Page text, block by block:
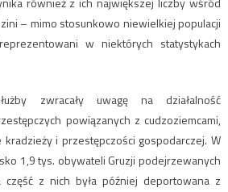
– mimo stosunkowo niewielkiej populacji
w niektórych statystykach
zwracały uwagę na działalność
powiązanych z cudzoziemcami,
i przestępczości gospodarczej. W
1,9 tys. obywateli Gruzji podejrzewanych
z nich była później deportowana z